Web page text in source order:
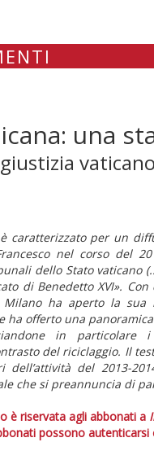
una
è caratterizzato per un
nel corso del
dello Stato vaticano
di Benedetto XVI».
Milano ha aperto la sua
ha offerto una
in particolare
del riciclaggio. Il
dell’attività del 2013-
che si preannuncia di
è riservata agli abbonati a
possono